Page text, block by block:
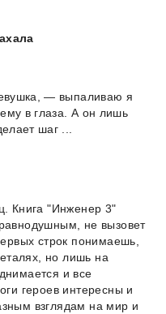
— выпаливаю я
ему в глаза. А он лишь
шаг
Книга "Инженер 3"
не вызовет
строк понимаешь,
но лишь на
и все
героев интересны и
взглядам на мир и